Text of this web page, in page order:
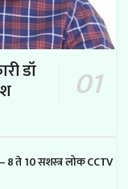
डॉ
8 ते 10 सशस्त्र लोक CCTV